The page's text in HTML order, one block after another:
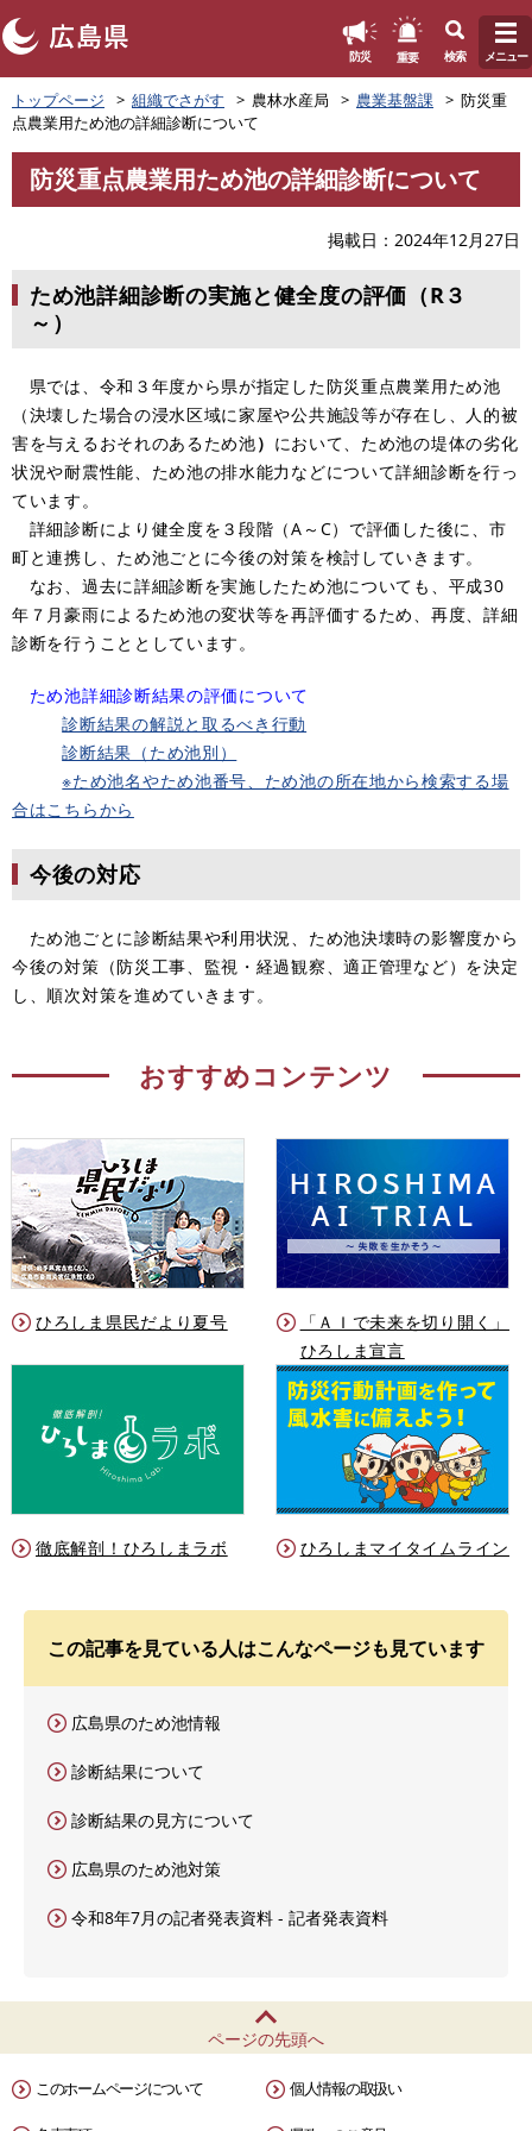
ペ
ー
ジ
の
頭
。
防災 重要 検索 メニュー
トップページ 組織でさがす 農林水産局 農業基盤課
防災重
点農業用ため池の詳細診断について
文
防災重点農業用ため池の詳細診断について
掲載日 2024年12月27日
ため池詳細診断の実施と健全度の評価（R３
～）
県では、令和３年度から県が指定した防災重点農業用ため池
（決壊した場合の浸水区域に家屋や公共施設等が存在し、人的被
害を与えるおそれのあるため池） において、ため池の堤体の劣化
状況や耐震性能、ため池の排水能力などについて詳細診断を行っ
ています。
詳細診断により健全度を３段階（A～C）で評価した後に、市
町と連携し、ため池ごとに今後の対策を検討していきます。
なお、過去に詳細診断を実施したため池についても、平成30
年７月豪雨によるため池の変状等を再評価するため、再度、詳細
診断を行うこととしています。
ため池詳細診断結果の評価について
診断結果の解説と取るべき行動
診断結果（ため池別）
※ため池名やため池番号、ため池の所在地から検索する場
合はこちらから
今後の対応
ため池ごとに診断結果や利用状況、ため池決壊時の影響度から
今後の対策（防災工事、監視・経過観察、適正管理など）を決定
し、順次対策を進めていきます。
おすすめコンテンツ
ひろしま県民だより夏号
「ＡＩで未来を切り開く」
ひろしま宣言
徹底解剖！ひろしまラボ ひろしまマイタイムライン
この記事を見ている人はこんなページも見ています
広島県のため池情報
診断結果について
診断結果の見方について
広島県のため池対策
令和8年7月の記者発表資料 - 記者発表資料
ページの先頭へ
このホームページについて 個人情報の取扱い